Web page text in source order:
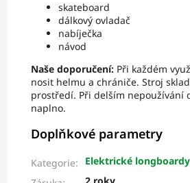
skateboard
dálkový ovladač
nabíječka
návod
Naše doporučení: Při každém
nosit helmu a chrániče. Stroj
prostředí. Při delším nepoužívání
naplno.
Doplňkové parametry
Kategorie:
Elektrické longboardy